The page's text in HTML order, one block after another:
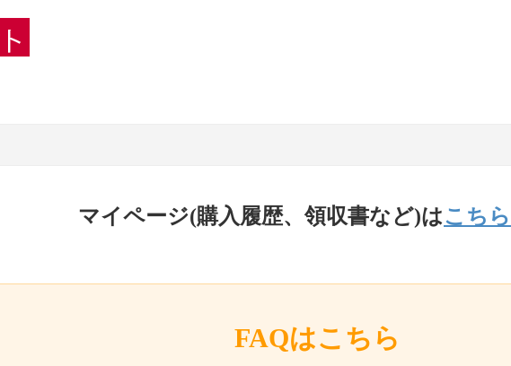
マイページ(購入履歴、領収書など)はこちら
FAQはこちら